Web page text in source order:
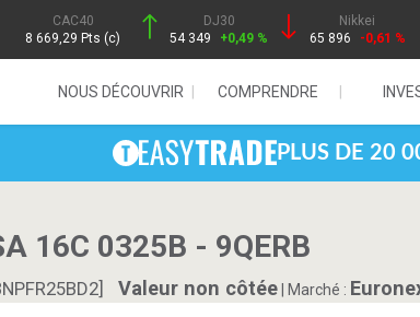
CAC40
8 669,29 Pts (c)
DJ30
54 349
+0,49 %
Nikkei
65 896
-0,61 %
NOUS DÉCOUVRIR COMPRENDRE
PLUS DE 20
16C 0325B - 9QERB
Valeur non côtée Marché :